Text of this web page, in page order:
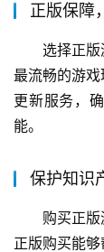
正版保障
选择正版
最流畅的游
更新服务，
能。
保护知识
购买正
正版购买能